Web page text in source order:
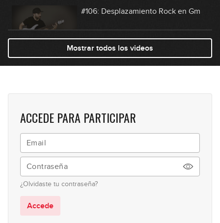
08:20
#106: Desplazamiento Rock en Gm
#107: Slap & Fingers en E
04:53
09:07
Mostrar todos los videos
ACCEDE PARA PARTICIPAR
¿Olvidaste tu contraseña?
Accede